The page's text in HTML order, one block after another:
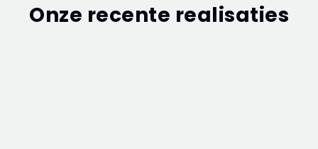
Onze recente realisaties